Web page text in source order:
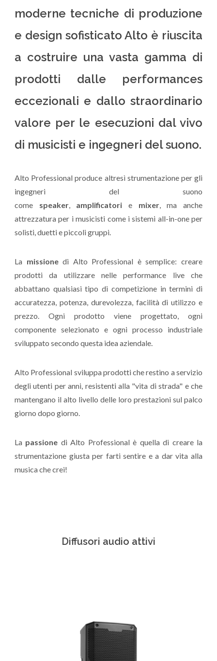
moderne tecniche di produzione
e design sofisticato Alto è riuscita
a costruire una vasta gamma di
prodotti dalle performances
eccezionali e dallo straordinario
valore per le esecuzioni dal vivo
di musicisti e ingegneri del suono.
Alto Professional produce altresì strumentazione per gli
ingegneri del suono
come speaker, amplificatori e mixer, ma anche
attrezzatura per i musicisti come i sistemi all-in-one per
solisti, duetti e piccoli gruppi.
La missionedi Alto Professional è semplice: creare
prodotti da utilizzare nelle performance live che
abbattano qualsiasi tipo di competizione in termini di
accuratezza, potenza, durevolezza, facilità di utilizzo e
prezzo. Ogni prodotto viene progettato, ogni
componente selezionato e ogni processo industriale
sviluppato secondo questa idea aziendale.
Alto Professional sviluppa prodotti che restino a servizio
degli utenti per anni, resistenti alla "vita di strada" e che
mantengano il alto livello delle loro prestazioni sul palco
giorno dopo giorno.
La passione di Alto Professional è quella di creare la
strumentazione giusta per farti sentire e a dar vita alla
musica che crei!
Diffusori audio attivi